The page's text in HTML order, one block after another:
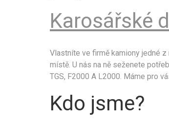
Karosářské
Vlastníte ve firmě kamiony jedné
místě. U nás na ně seženete
TGS, F2000 A L2000. Máme pro
Kdo jsme?